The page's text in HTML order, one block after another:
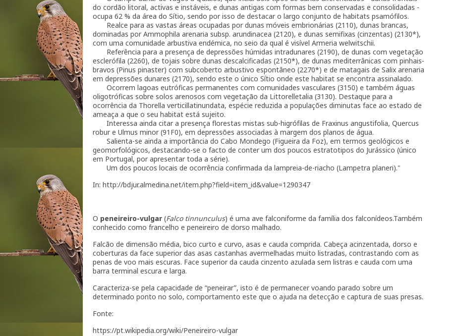
do cordão litoral, activas e instáveis, e dunas antigas com formas bem conservadas e consolidadas -
ocupa 62 % da área do Sítio, sendo por isso de destacar o largo conjunto de habitats psamófilos.
Realce para as vastas áreas ocupadas por dunas móveis embrionárias (2110), dunas brancas,
dominadas por Ammophila arenaria subsp. arundinacea (2120), e dunas semifixas (cinzentas) (2130*),
com uma comunidade arbustiva endémica, no seio da qual é visível Armeria welwitschii.
Referência para a presença de depressões húmidas intradunares (2190), de dunas com vegetação
esclerófila (2260), de tojais sobre dunas descalcificadas (2150*), de dunas mediterrânicas com pinhais-
bravos (Pinus pinaster) com subcoberto arbustivo espontâneo (2270*) e de matagais de Salix arenaria
em depressões dunares (2170), sendo este o único Sítio onde este habitat se encontra assinalado.
Ocorrem lagoas eutróficas permanentes com comunidades vasculares (3150) e também águas
oligotróficas sobre solos arenosos com vegetação da Littorelletalia (3130). Destaque para a
ocorrência da Thorella verticillatinundata, espécie reduzida a populações diminutas face ao estado de
ameaça a que o seu habitat está sujeito.
Interessa ainda citar a presença florestas mistas sub-higrófilas de Fraxinus angustifolia, Quercus
robur e Ulmus minor (91F0), em depressões associadas à margem dos planos de água.
Salienta-se ainda a importância do Cabo Mondego (Figueira da Foz), em termos geológicos e
geomorfológicos, destacando-se o facto de conter um dos poucos estratotipos do Jurássico (único
em Portugal, por apresentar toda a série).
Um dos poucos locais de ocorrência confirmada da lampreia-de-riacho (Lampetra planeri)."
In: http://bdjur.almedina.net/item.php?field=item_id&value=1290347
O peneireiro-vulgar (Falco tinnunculus) é uma ave falconiforme da família dos falconídeos.Também
conhecido como francelho e peneireiro de dorso malhado.
Falcão de dimensão média, bico curto e curvo, asas e cauda comprida. Cabeça acinzentada, dorso e
coberturas da face superior das asas castanhas avermelhadas muito listradas, contrastando com as
penas de voo mais escuras. Face superior da cauda cinzento azulada sem listras e cauda com uma
barra terminal escura e larga.
Caracteriza-se pela capacidade de “peneirar”, isto é de permanecer voando parado sobre um
determinado ponto no solo, comportamento este que o ajuda na detecção e captura de suas presas.
Fonte:
https://pt.wikipedia.org/wiki/Peneireiro-vulgar